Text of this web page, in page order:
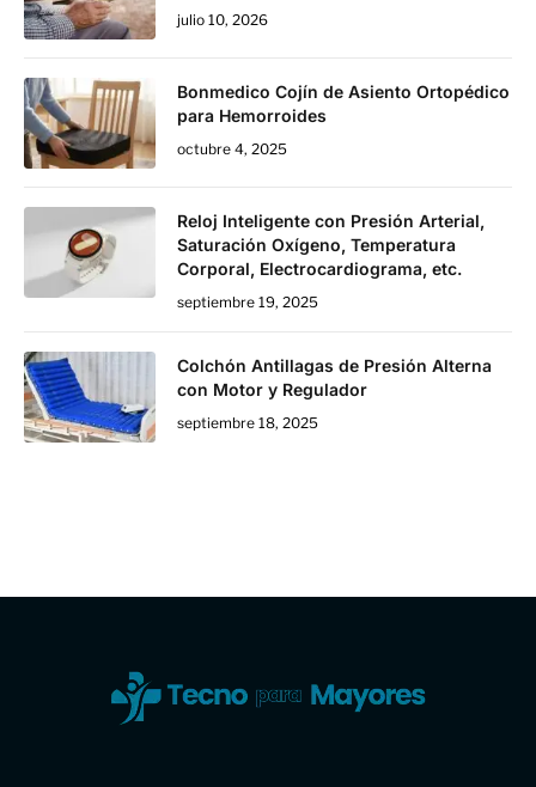
julio 10, 2026
Bonmedico Cojín de Asiento Ortopédico
para Hemorroides
octubre 4, 2025
Reloj Inteligente con Presión Arterial,
Saturación Oxígeno, Temperatura
Corporal, Electrocardiograma, etc.
septiembre 19, 2025
Colchón Antillagas de Presión Alterna
con Motor y Regulador
septiembre 18, 2025